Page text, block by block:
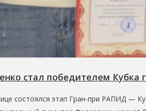
стал победителем Кубка
состоялся этап Гран-при РАПИД —